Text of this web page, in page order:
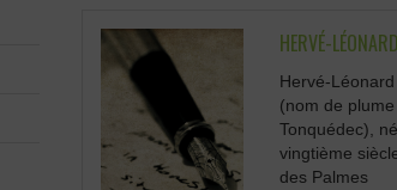
HERVÉ-
Hervé-
(nom de
Tonquédec),
vingtième
des Palmes